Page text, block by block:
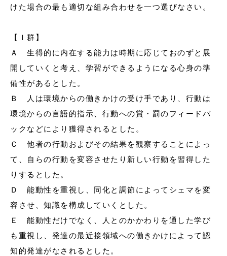
けた場合の最も適切な組み合わせを一つ選びなさい。
【Ｉ群】
Ａ 生得的に内在する能力は時期に応じておのずと展
開していくと考え、学習ができるようになる心身の準
備性があるとした。
Ｂ 人は環境からの働きかけの受け手であり、行動は
環境からの言語的指示、行動への賞・罰のフィードバ
ックなどにより獲得されるとした。
Ｃ 他者の行動およびその結果を観察することによっ
て、自らの行動を変容させたり新しい行動を習得した
りするとした。
Ｄ 能動性を重視し、同化と調節によってシェマを変
容させ、知識を構成していくとした。
Ｅ 能動性だけでなく、人とのかかわりを通した学び
も重視し、発達の最近接領域への働きかけによって認
知的発達がなされるとした。